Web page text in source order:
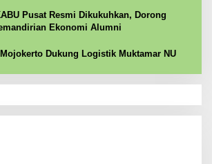
Pusat Resmi Dikukuhkan, Dorong
Ekonomi Alumni
Dukung Logistik Muktamar NU